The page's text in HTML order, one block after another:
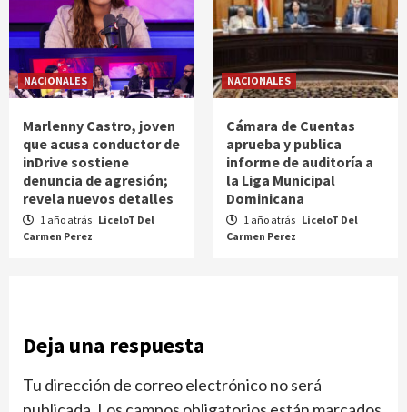
NACIONALES
Marlenny Castro, joven
que acusa conductor de
inDrive sostiene
denuncia de agresión;
revela nuevos detalles
1 año atrás LiceloT Del
Carmen Perez
NACIONALES
Cámara de Cuentas
aprueba y publica
informe de auditoría a
la Liga Municipal
Dominicana
1 año atrás LiceloT Del
Carmen Perez
Deja una respuesta
Tu dirección de correo electrónico no será